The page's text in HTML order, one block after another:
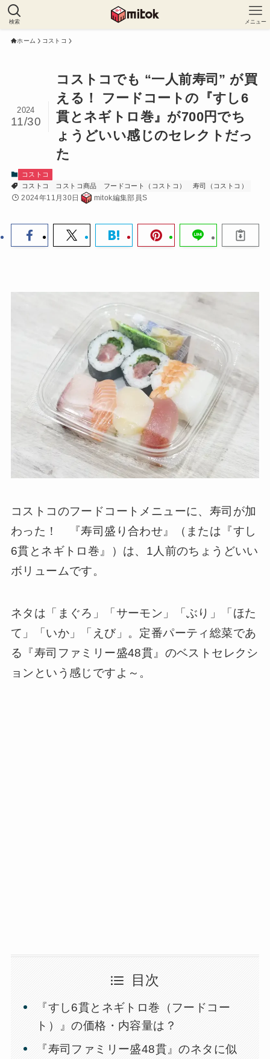
検索 メニュー
ホーム コストコ
コストコでも “一人前寿司” が買
える！ フードコートの『すし6
貫とネギトロ巻』が700円でち
ょうどいい感じのセレクトだっ
た
2024
11/30
コストコ
コストコ
コストコ商品 フードコート（コストコ） 寿司（コストコ）
2024年11月30日 mitok編集部員S
コストコのフードコートメニューに、寿司が加
わった！ 『寿司盛り合わせ』（または『すし
6貫とネギトロ巻』）は、1人前のちょうどいい
ボリュームです。
ネタは「まぐろ」「サーモン」「ぶり」「ほた
て」「いか」「えび」。定番パーティ総菜であ
る『寿司ファミリー盛48貫』のベストセレクシ
ョンという感じですよ～。
目次
『すし6貫とネギトロ巻（フードコー
ト）』の価格・内容量は？
『寿司ファミリー盛48貫』のネタに似